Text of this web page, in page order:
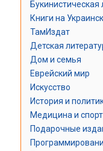
Букинистическая
Книги на
ТамИздат
Детская
Дом и семья
Еврейский мир
Искусство
История и
Медицина и спорт
Подарочные